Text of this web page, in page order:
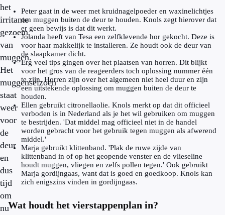
het
irritante
gezoem
van
muggen.
Het
muggenseizoen
staat
weer
voor
de
deur
en
dus
tijd
om
nu
Peter gaat in de weer met kruidnagelpoeder en waxinelichtjes
om muggen buiten de deur te houden. Knols zegt hierover dat
er geen bewijs is dat dit werkt.
Jolanda heeft van Tesa een zelfklevende hor gekocht. Deze is
voor haar makkelijk te installeren. Ze houdt ook de deur van
de slaapkamer dicht.
Erg veel tips gingen over het plaatsen van horren. Dit blijkt
voor het gros van de reageerders toch oplossing nummer één
te zijn. Horren zijn over het algemeen niet heel duur en zijn
een uitstekende oplossing om muggen buiten de deur te
houden.
Ellen gebruikt citronellaolie. Knols merkt op dat dit officieel
verboden is in Nederland als je het wil gebruiken om muggen
te bestrijden. 'Dat middel mag officieel niet in de handel
worden gebracht voor het gebruik tegen muggen als afwerend
middel.'
Marja gebruikt klittenband. 'Plak de ruwe zijde van
klittenband in of op het geopende venster en de vlieseline
houdt muggen, vliegen en zelfs pollen tegen.' Ook gebruikt
Marja gordijngaas, want dat is goed en goedkoop. Knols kan
zich enigszins vinden in gordijngaas.
Wat houdt het vierstappenplan in?